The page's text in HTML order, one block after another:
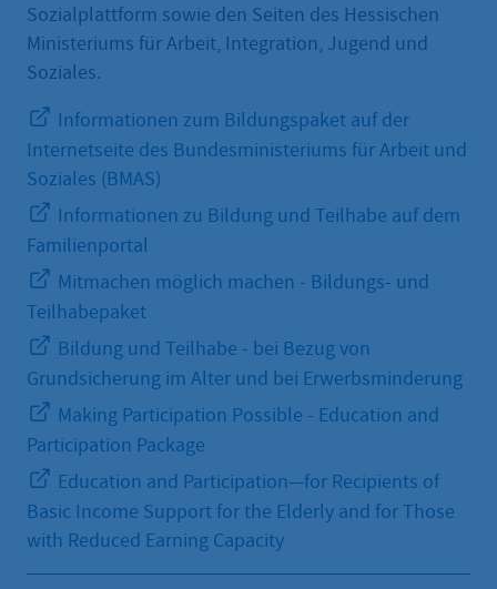
Sozialplattform sowie den Seiten des Hessischen
Ministeriums für Arbeit, Integration, Jugend und
Soziales.
Informationen zum Bildungspaket auf der
Internetseite des Bundesministeriums für Arbeit und
Soziales (BMAS)
Informationen zu Bildung und Teilhabe auf dem
Familienportal
Mitmachen möglich machen - Bildungs- und
Teilhabepaket
Bildung und Teilhabe - bei Bezug von
Grundsicherung im Alter und bei Erwerbsminderung
Making Participation Possible - Education and
Participation Package
Education and Participation—for Recipients of
Basic Income Support for the Elderly and for Those
with Reduced Earning Capacity